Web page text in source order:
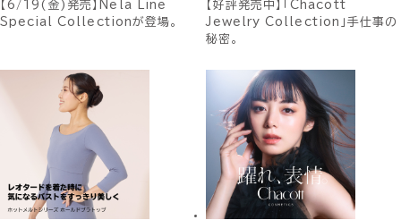
【6/19(金)発売】Nela Line
Special Collectionが登場。
【好評発売中】「Chacott
Jewelry Collection」手仕事の
秘密。